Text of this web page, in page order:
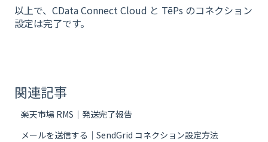
以上で、CData Connect Cloud と TēPs のコネクション
設定は完了です。
関連記事
楽天市場 RMS｜発送完了報告
メールを送信する｜SendGrid コネクション設定方法